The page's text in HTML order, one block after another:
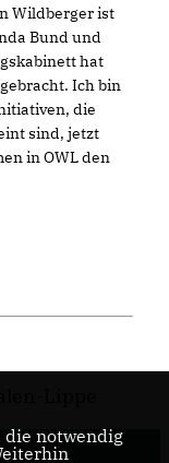
Wildberger ist
Bund und
hat
Ich bin
die
sind, jetzt
in OWL den
Lippe
die notwendig